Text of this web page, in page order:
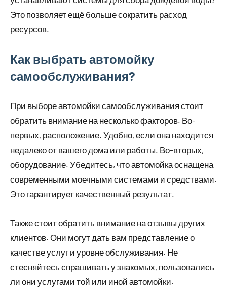
Это позволяет ещё больше сократить расход
ресурсов.
Как выбрать автомойку
самообслуживания?
При выборе автомойки самообслуживания стоит
обратить внимание на несколько факторов. Во-
первых, расположение. Удобно, если она находится
недалеко от вашего дома или работы. Во-вторых,
оборудование. Убедитесь, что автомойка оснащена
современными моечными системами и средствами.
Это гарантирует качественный результат.
Также стоит обратить внимание на отзывы других
клиентов. Они могут дать вам представление о
качестве услуг и уровне обслуживания. Не
стесняйтесь спрашивать у знакомых, пользовались
ли они услугами той или иной автомойки.